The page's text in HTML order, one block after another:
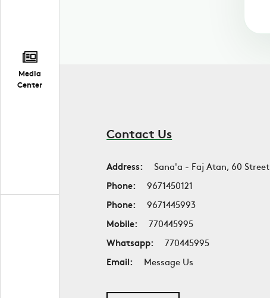
Media
Center
Contact Us
Address:
Sana'a - Faj Atan, 60 Street
Phone:
9671450121
Phone:
9671445993
Mobile:
770445995
Whatsapp:
770445995
Email:
Message Us